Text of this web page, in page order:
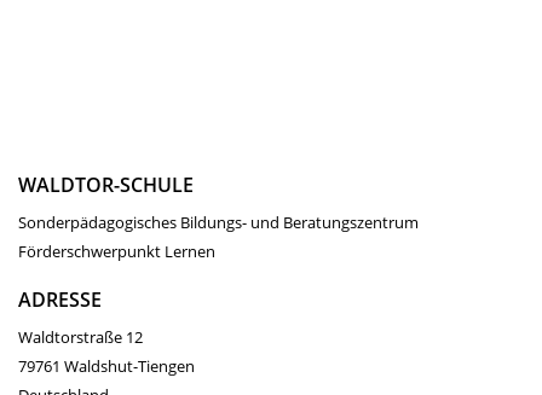
WALDTOR-SCHULE
Sonderpädagogisches Bildungs- und Beratungszentrum
Förderschwerpunkt Lernen
ADRESSE
Waldtorstraße 12
79761 Waldshut-Tiengen